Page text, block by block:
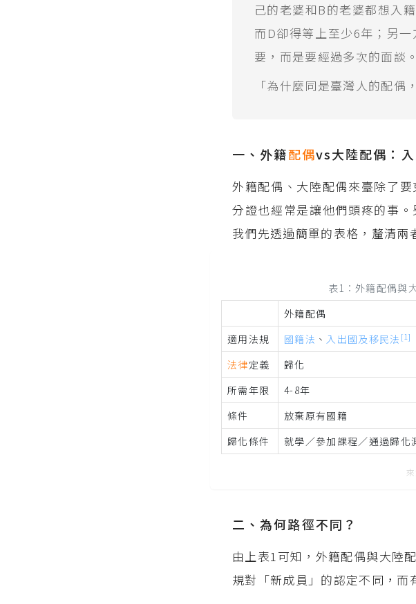
己的老婆和B的老婆都想入
而D卻得等上至少6年；另
要，而是要經過多次的面談。
「為什麼同是臺灣人的配偶
一、外籍配偶vs大陸配偶：
外籍配偶、大陸配偶來臺除了
分證也經常是讓他們頭疼的事
我們先透過簡單的表格，釐清兩
表1：外籍配偶與
外籍配偶
適用法規
國籍法 、 入出國及移民法 [1]
法律定義 歸化
所需年限
4-8年
條件
放棄原有國籍
歸化條件
就學／參加課程／通過歸化
二、為何路徑不同？
由上表1可知，外籍配偶與大陸
規對「新成員」的認定不同，而